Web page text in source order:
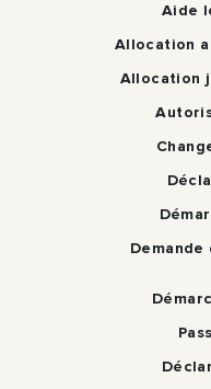
Aide
Allocation
Allocation
Demande